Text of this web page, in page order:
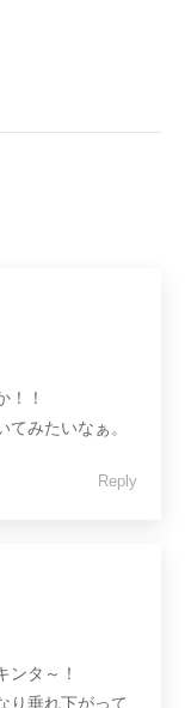
！！
みたいなぁ。
Reply
ンタ～！
り垂れ下がって